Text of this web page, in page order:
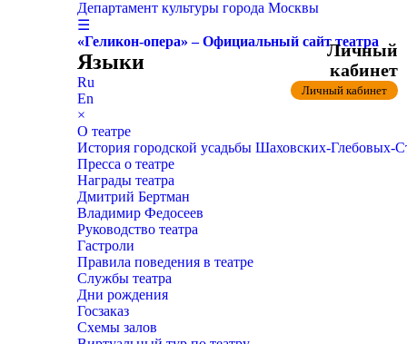
Департамент культуры города Москвы
☰
«Геликон-опера» – Официальный сайт театра
Языки
Ru
En
×
О театре
История городской усадьбы Шаховских-
Пресса о театре
Награды театра
Дмитрий Бертман
Владимир Федосеев
Руководство театра
Гастроли
Правила поведения в театре
Службы театра
Дни рождения
Госзаказ
Схемы залов
Личный
кабинет
Личный кабинет